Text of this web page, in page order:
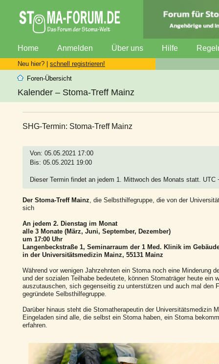
Home Anmelden Über uns Hilfe
Neu hier? | schnell registrieren!
Foren-Übersicht
Kalender – Stoma-Treff Mainz
SHG-Termin: Stoma-Treff Mainz
Von: 05.05.2021 17:00
Bis: 05.05.2021 19:00
Dieser Termin findet an jedem 1. Mittwoch des Monats statt. UTC
Der Stoma-Treff Mainz , die Selbsthilfegruppe, die von der
sich
An jedem 2. Dienstag im Monat
alle 3 Monate (März, Juni, September, Dezember)
um 17:00 Uhr
Langenbeckstraße 1, Seminarraum der 1 Med. Klinik im
in der Universitätsmedizin Mainz, 55131 Mainz
Während vor wenigen Jahrzehnten ein Stoma noch eine Minderung
und der sozialen Teilhabe bedeutete, können Stomaträger heute
auszutauschen, sich gegenseitig zu unterstützen und auch mal den
gegründete Selbsthilfegruppe.
Darüber hinaus steht die Stomatherapeutin der Universitätsmedizin
Eingeladen sind alle, die selbst ein Stoma haben, ein Stoma
erfahren.